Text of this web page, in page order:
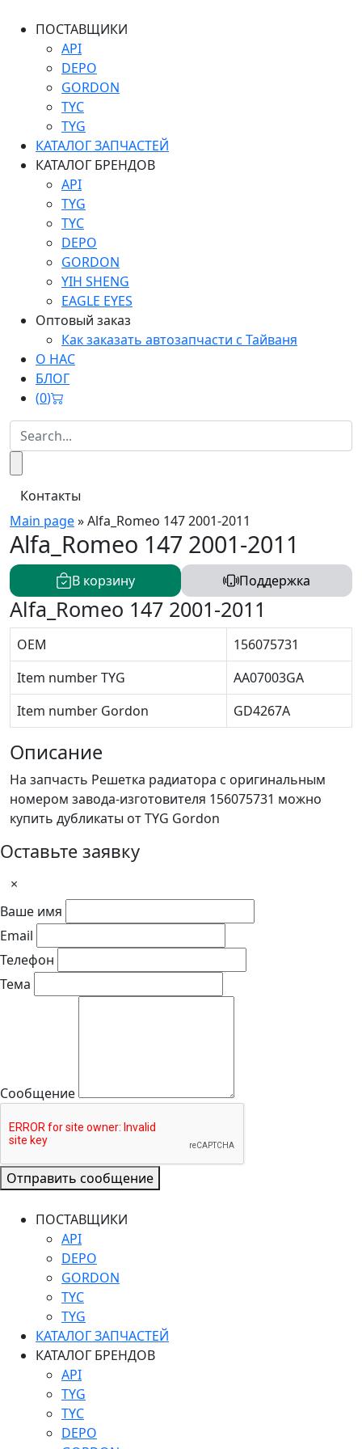
ПОСТАВЩИКИ
API
DEPO
GORDON
TYC
TYG
КАТАЛОГ ЗАПЧАСТЕЙ
КАТАЛОГ БРЕНДОВ
API
TYG
TYC
DEPO
GORDON
YIH SHENG
EAGLE EYES
Оптовый заказ
Как заказать автозапчасти с Тайваня
О НАС
БЛОГ
(0)
Контакты
Main page»Alfa_Romeo 147 2001-2011
Alfa_Romeo 147 2001-2011
В корзину Поддержка
Alfa_Romeo 147 2001-2011
OEM
156075731
Item number TYG
AA07003GA
Item number Gordon
GD4267A
Описание
На запчасть Решетка радиатора с оригинальным
номером завода-изготовителя 156075731 можно
купить дубликаты от TYG Gordon
Оставьте заявку
×
Ваше имя
Email
Телефон
Тема
Сообщение
Отправить сообщение
ПОСТАВЩИКИ
API
DEPO
GORDON
TYC
TYG
КАТАЛОГ ЗАПЧАСТЕЙ
КАТАЛОГ БРЕНДОВ
API
TYG
TYC
DEPO